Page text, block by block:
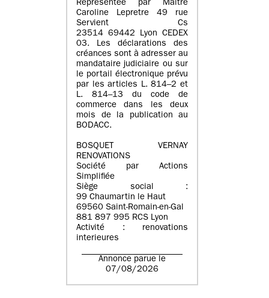
Représentée par Maître
Caroline Lepretre 49 rue
Servient Cs
23514 69442 Lyon CEDEX
03. Les déclarations des
créances sont à adresser au
mandataire judiciaire ou sur
le portail électronique prévu
par les articles L. 814–2 et
L. 814–13 du code de
commerce dans les deux
mois de la publication au
BODACC.
BOSQUET VERNAY
RENOVATIONS
Société par Actions
Simplifiée
Siège social :
99 Chaumartin le Haut
69560 Saint-Romain-en-Gal
881 897 995 RCS Lyon
Activité : renovations
interieures
Annonce parue le
07/08/2026